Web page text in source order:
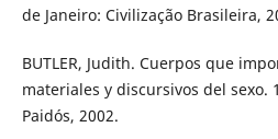
de Janeiro: Civilização Brasileira,
BUTLER, Judith. Cuerpos que
materiales y discursivos del sexo.
Paidós, 2002.